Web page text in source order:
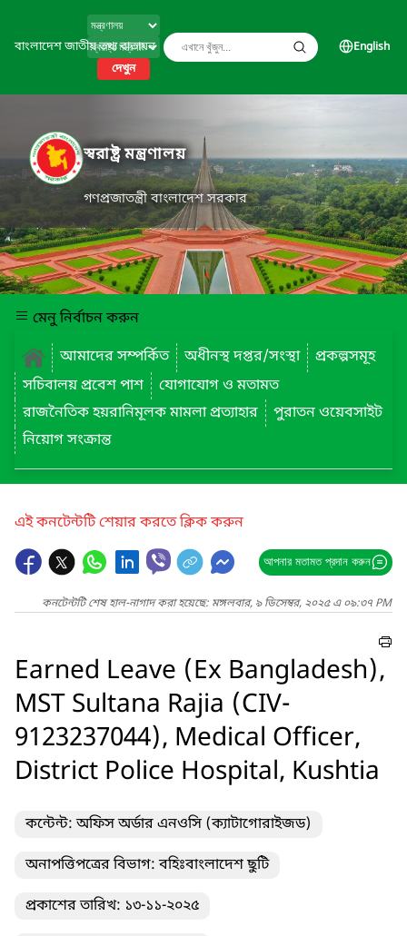
বাংলাদেশ জাতীয় তথ্য বাতায়ন
দেখুন
English
স্বরাষ্ট্র মন্ত্রণালয়
গণপ্রজাতন্ত্রী বাংলাদেশ সরকার
মেনু নির্বাচন করুন
আমাদের সম্পর্কিত
অধীনস্থ দপ্তর/সংস্থা
প্রকল্পসমূহ
সচিবালয় প্রবেশ পাশ
যোগাযোগ ও মতামত
রাজনৈতিক হয়রানিমূলক মামলা প্রত্যাহার
পুরাতন ওয়েবসাইট
নিয়োগ সংক্রান্ত
এই কনটেন্টটি শেয়ার করতে ক্লিক করুন
আপনার মতামত প্রদান করুন
কনটেন্টটি শেষ হাল-নাগাদ করা হয়েছে: মঙ্গলবার, ৯ ডিসেম্বর, ২০২৫ এ ০৯:৩৭ PM
Earned Leave (Ex Bangladesh),
MST Sultana Rajia (CIV-
9123237044), Medical Officer,
District Police Hospital, Kushtia
কন্টেন্ট: অফিস অর্ডার এনওসি (ক্যাটাগোরাইজড)
অনাপত্তিপত্রের বিভাগ: বহিঃবাংলাদেশ ছুটি
প্রকাশের তারিখ: ১৩-১১-২০২৫